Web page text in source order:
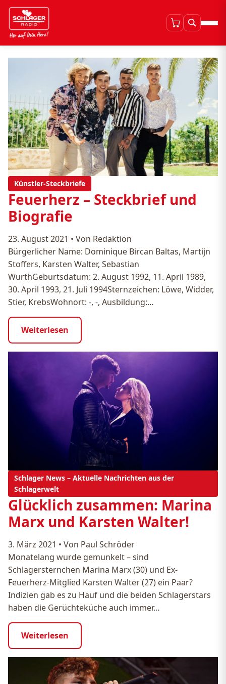
Künstler-Steckbriefe
Feuerherz – Steckbrief und
Biografie
23. August 2021 • Von Redaktion
Bürgerlicher Name: Dominique Bircan Baltas, Martijn
Stoffers, Karsten Walter, Sebastian
WurthGeburtsdatum: 2. August 1992, 11. April 1989,
30. April 1993, 21. Juli 1994Sternzeichen: Löwe, Widder,
Stier, KrebsWohnort: -, -, Ausbildung:…
Weiterlesen
Schlager News – Aktuelle Nachrichten aus der
Schlagerwelt
Glücklich zusammen: Marina
Marx und Karsten Walter!
3. März 2021 • Von Paul Schröder
Monatelang wurde gemunkelt – sind
Schlagersternchen Marina Marx (30) und Ex-
Feuerherz-Mitglied Karsten Walter (27) ein Paar?
Indizien gab es zu Hauf und die beiden Schlagerstars
haben die Gerüchteküche auch immer…
Weiterlesen